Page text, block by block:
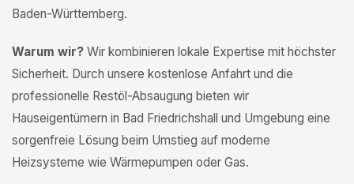
Baden-Württemberg.
Warum wir? Wir kombinieren lokale Expertise mit höchster
Sicherheit. Durch unsere kostenlose Anfahrt und die
professionelle Restöl-Absaugung bieten wir
Hauseigentümern in Bad Friedrichshall und Umgebung eine
sorgenfreie Lösung beim Umstieg auf moderne
Heizsysteme wie Wärmepumpen oder Gas.